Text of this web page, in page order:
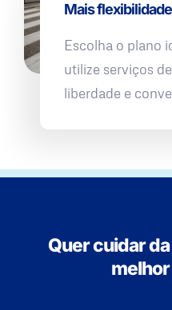
Mais flexibilidade
Escolha o plano
utilize serviços
liberdade e
Quer cuidar